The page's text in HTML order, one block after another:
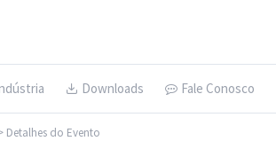
Downloads Fale Conosco
Detalhes do Evento